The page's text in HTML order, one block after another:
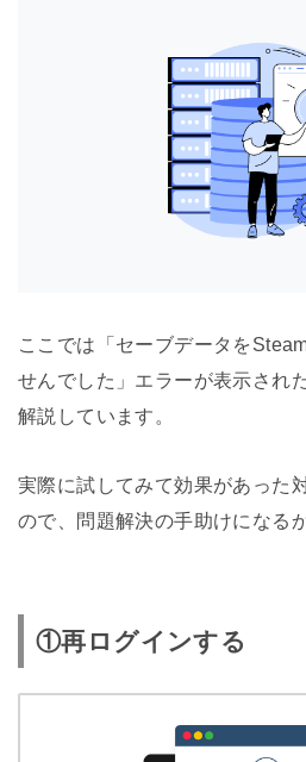
ここでは「セーブデータを
せんでした」エラーが表示され
解説しています。
実際に試してみて効果があった
ので、問題解決の手助けになる
①再ログインする